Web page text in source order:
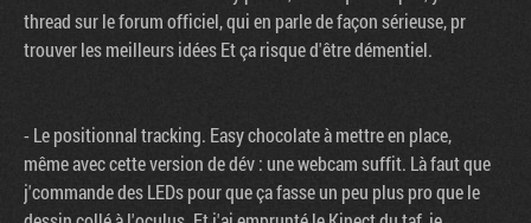
thread sur le forum officiel, qui en parle de façon sérieuse, pr
trouver les meilleurs idées Et ça risque d'être démentiel.
- Le positionnal tracking. Easy chocolate à mettre en place,
même avec cette version de dév : une webcam suffit. Là faut que
j'commande des LEDs pour que ça fasse un peu plus pro que le